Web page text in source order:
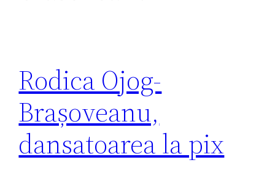
Rodica Ojog-
Brașoveanu,
dansatoarea la pix